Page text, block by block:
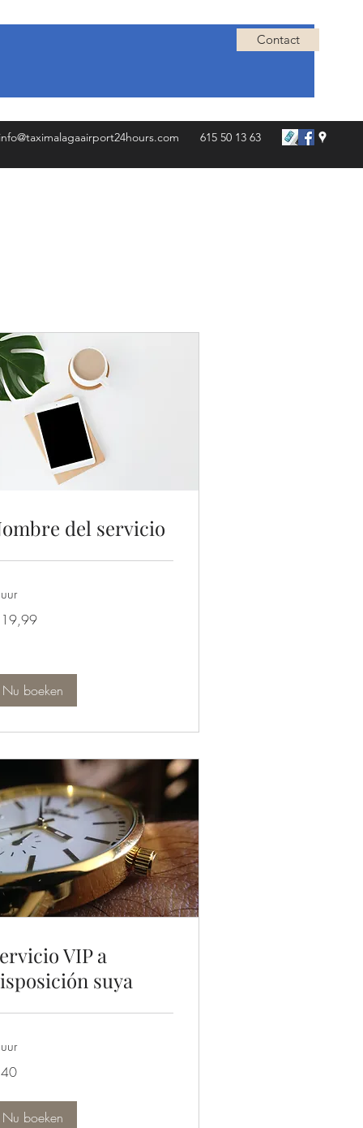
Contact
info@taximalagaairport24hours.com 615 50 13 63
del servicio
Nu boeken
VIP a
suya
Nu boeken